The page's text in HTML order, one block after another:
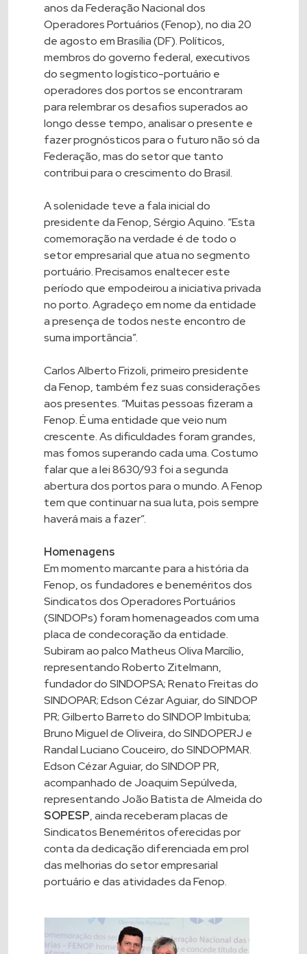
anos da Federação Nacional dos
Operadores Portuários (Fenop), no dia 20
de agosto em Brasília (DF). Políticos,
membros do governo federal, executivos
do segmento logístico-portuário e
operadores dos portos se encontraram
para relembrar os desafios superados ao
longo desse tempo, analisar o presente e
fazer prognósticos para o futuro não só da
Federação, mas do setor que tanto
contribui para o crescimento do Brasil.
A solenidade teve a fala inicial do
presidente da Fenop, Sérgio Aquino. “Esta
comemoração na verdade é de todo o
setor empresarial que atua no segmento
portuário. Precisamos enaltecer este
período que empodeirou a iniciativa privada
no porto. Agradeço em nome da entidade
a presença de todos neste encontro de
suma importância”.
Carlos Alberto Frizoli, primeiro presidente
da Fenop, também fez suas considerações
aos presentes. “Muitas pessoas fizeram a
Fenop. É uma entidade que veio num
crescente. As dificuldades foram grandes,
mas fomos superando cada uma. Costumo
falar que a lei 8630/93 foi a segunda
abertura dos portos para o mundo. A Fenop
tem que continuar na sua luta, pois sempre
haverá mais a fazer”.
Homenagens
Em momento marcante para a história da
Fenop, os fundadores e beneméritos dos
Sindicatos dos Operadores Portuários
(SINDOPs) foram homenageados com uma
placa de condecoração da entidade.
Subiram ao palco Matheus Oliva Marcílio,
representando Roberto Zitelmann,
fundador do SINDOPSA; Renato Freitas do
SINDOPAR; Edson Cézar Aguiar, do SINDOP
PR; Gilberto Barreto do SINDOP Imbituba;
Bruno Miguel de Oliveira, do SINDOPERJ e
Randal Luciano Couceiro, do SINDOPMAR.
Edson Cézar Aguiar, do SINDOP PR,
acompanhado de Joaquim Sepúlveda,
representando João Batista de Almeida do
SOPESP, ainda receberam placas de
Sindicatos Beneméritos oferecidas por
conta da dedicação diferenciada em prol
das melhorias do setor empresarial
portuário e das atividades da Fenop.